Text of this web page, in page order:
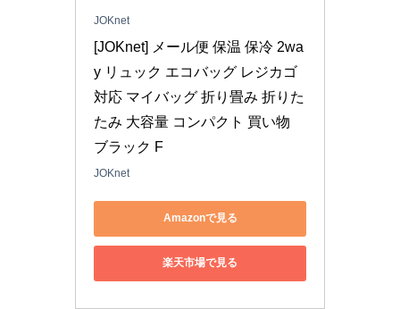
JOKnet
[JOKnet] メール便 保温 保冷 2wa
y リュック エコバッグ レジカゴ
対応 マイバッグ 折り畳み 折りた
たみ 大容量 コンパクト 買い物
ブラック F
JOKnet
Amazonで見る
楽天市場で見る